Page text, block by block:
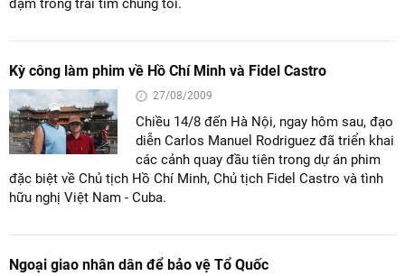
đậm trong trái tim chúng tôi.
Kỳ công làm phim về Hồ Chí Minh và Fidel Castro
27/08/2009
Chiều 14/8 đến Hà Nội, ngay hôm sau, đạo
diễn Carlos Manuel Rodriguez đã triển khai
các cảnh quay đầu tiên trong dự án phim
đặc biệt về Chủ tịch Hồ Chí Minh, Chủ tịch Fidel Castro và tình
hữu nghị Việt Nam - Cuba.
Ngoại giao nhân dân để bảo vệ Tổ Quốc